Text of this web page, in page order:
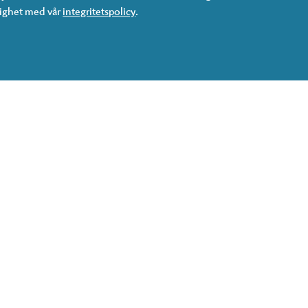
med vårintegritetspolicy.